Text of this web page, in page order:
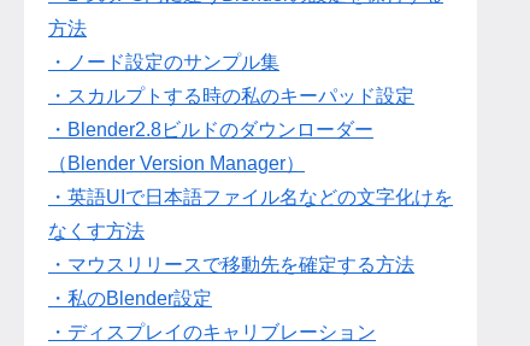
方法
・ノード設定のサンプル集
・スカルプトする時の私のキーパッド設定
・Blender2.8ビルドのダウンローダー
（Blender Version Manager）
・英語UIで日本語ファイル名などの文字化けを
なくす方法
・マウスリリースで移動先を確定する方法
・私のBlender設定
・ディスプレイのキャリブレーション